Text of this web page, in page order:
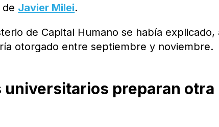
de Javier Milei.
de Capital Humano se había explicado,
otorgado entre septiembre y noviembre.
universitarios preparan otra